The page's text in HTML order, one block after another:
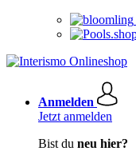
Anmelden
Jetzt anmelden
Bist du neu hier?